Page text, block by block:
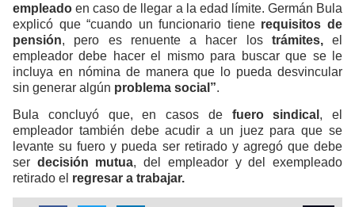
empleado en caso de llegar a la edad límite. Germán Bula
explicó que “cuando un funcionario tiene requisitos de
pensión, pero es renuente a hacer los trámites,el
empleador debe hacer el mismo para buscar que se le
incluya en nómina de manera que lo pueda desvincular
sin generar algún problema social”.
Bula concluyó que, en casos de fuero sindical , el
empleador también debe acudir a un juez para que se
levante su fuero y pueda ser retirado y agregó que debe
ser decisión mutua, del empleador y del exempleado
retirado el regresar a trabajar.